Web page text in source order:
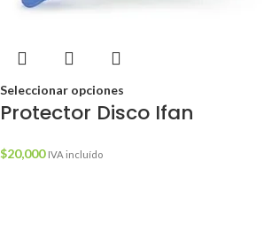
Seleccionar opciones
Protector Disco Ifan
$20,000 IVA incluído